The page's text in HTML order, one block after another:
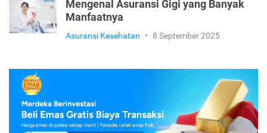
Mengenal Asuransi Gigi yang Banyak
Manfaatnya
Asuransi Kesehatan • 8 September 2025